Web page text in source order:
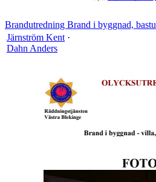
Brandutredning Brand i byggnad, bastu
Järnström Kent ·
Dahn Anders